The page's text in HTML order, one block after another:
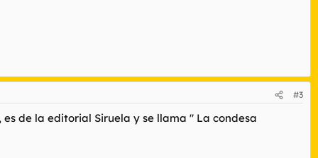
#3
de la editorial Siruela y se llama " La condesa